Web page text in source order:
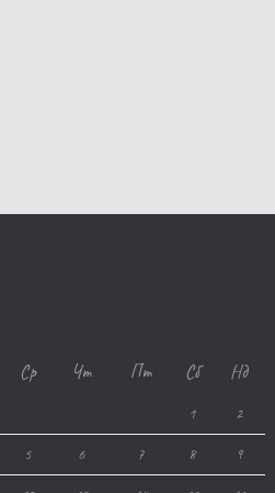
Ср Чт Пт Сб Нд
1 2
5 6 7 8 9